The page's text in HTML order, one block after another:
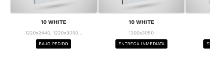
10 WHITE
1220x2440, 1220x3050...
BAJO PEDIDO
10 WHITE
1300x3050
ENTREGA INMEDIATA